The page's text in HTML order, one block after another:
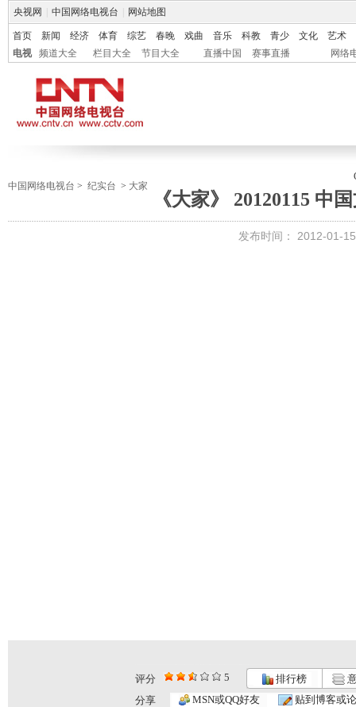
央视网 中国网络电视台 网站地图
首页 新闻 经济 体育 综艺 春晚 戏曲 音乐 科教 青少 文化
艺术
电视
频道大全 栏目大全 节目大全 直播中国 赛事直播 网络
中国网络电视台 > 纪实台 > 大家
《大家》 20120115 中
发布时间： 2012-01-
评分 5 排行榜
分享
MSN或QQ好友 贴到博客或